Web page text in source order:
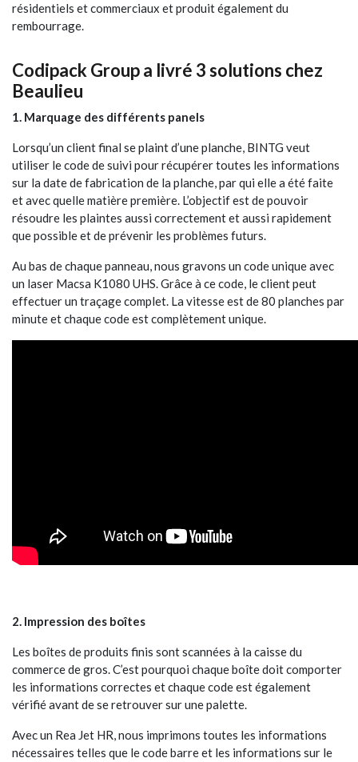
résidentiels et commerciaux et produit également du
rembourrage.
Codipack Group a livré 3 solutions chez
Beaulieu
1. Marquage des différents panels
Lorsqu’un client final se plaint d’une planche, BINTG veut
utiliser le code de suivi pour récupérer toutes les informations
sur la date de fabrication de la planche, par qui elle a été faite
et avec quelle matière première. L’objectif est de pouvoir
résoudre les plaintes aussi correctement et aussi rapidement
que possible et de prévenir les problèmes futurs.
Au bas de chaque panneau, nous gravons un code unique avec
un laser Macsa K1080 UHS. Grâce à ce code, le client peut
effectuer un traçage complet. La vitesse est de 80 planches par
minute et chaque code est complètement unique.
2. Impression des boîtes
Les boîtes de produits finis sont scannées à la caisse du
commerce de gros. C’est pourquoi chaque boîte doit comporter
les informations correctes et chaque code est également
vérifié avant de se retrouver sur une palette.
Avec un Rea Jet HR, nous imprimons toutes les informations
nécessaires telles que le code barre et les informations sur le